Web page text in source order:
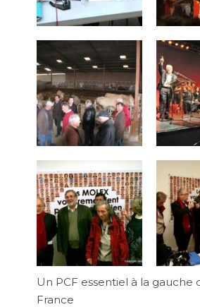
Un PCF essentiel à la gauche
France